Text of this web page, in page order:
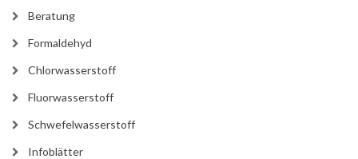
Beratung
Formaldehyd
Chlorwasserstoff
Fluorwasserstoff
Schwefelwasserstoff
Infoblätter